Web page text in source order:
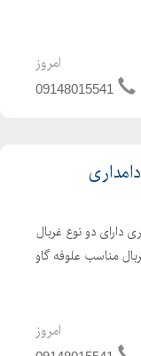
امروز
09148015541
دارای دو نوع غربال
مناسب علوفه گاو
ثابت در بدنه و تیغه
امروز